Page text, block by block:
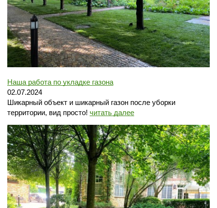
Наша работа по укладке газона
02.07.2024
Шикарный объект и шикарный газон после уборки
территории, вид просто! читать далее